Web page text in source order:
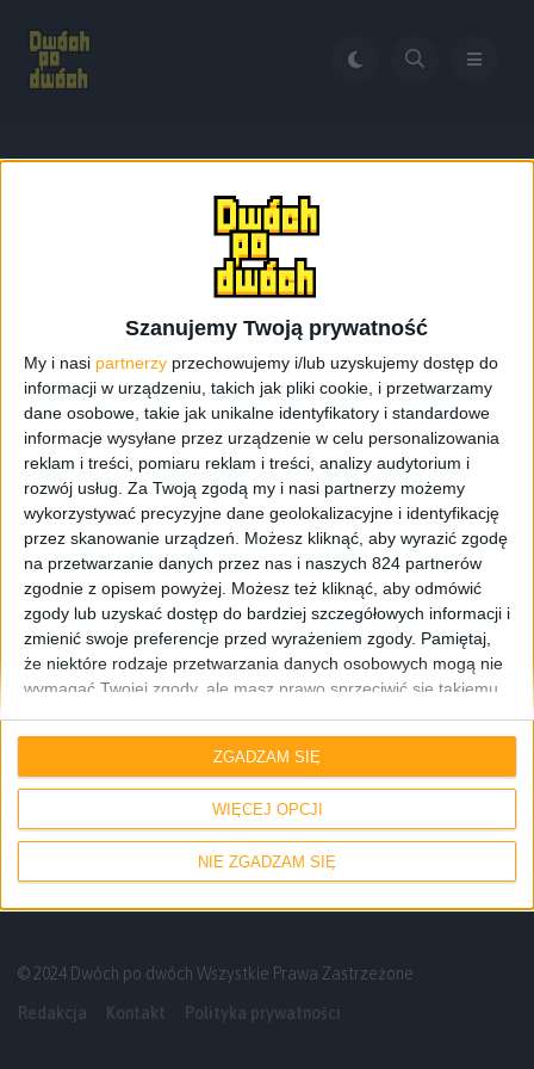
Szanujemy Twoją prywatność
My i nasi partnerzy przechowujemy i/lub uzyskujemy dostęp do
informacji w urządzeniu, takich jak pliki cookie, i przetwarzamy
dane osobowe, takie jak unikalne identyfikatory i standardowe
informacje wysyłane przez urządzenie w celu personalizowania
reklam i treści, pomiaru reklam i treści, analizy audytorium i
rozwój usług. Za Twoją zgodą my i nasi partnerzy możemy
wykorzystywać precyzyjne dane geolokalizacyjne i identyfikację
przez skanowanie urządzeń. Możesz kliknąć, aby wyrazić zgodę
na przetwarzanie danych przez nas i naszych 824 partnerów
zgodnie z opisem powyżej. Możesz też kliknąć, aby odmówić
zgody lub uzyskać dostęp do bardziej szczegółowych informacji i
zmienić swoje preferencje przed wyrażeniem zgody. Pamiętaj,
że niektóre rodzaje przetwarzania danych osobowych mogą nie
wymagać Twojej zgody, ale masz prawo sprzeciwić się takiemu
do tej witryny. Możesz w dowolnym momencie zmienić swoje
preferencje lub wycofać zgodę, wracając na tę stronę i klikając
przycisk "Prywatność" na dole strony.
WIĘCEJ OPCJI
NIE ZGADZAM SIĘ
ZGADZAM SIĘ
Motodziennik
Najlepsze kanały na YouTube po raz
drugi. Komu warto dać suba?
© 2024 Dwóch po dwóch Wszystkie Prawa Zastrzeżone
Redakcja Kontakt Polityka prywatności